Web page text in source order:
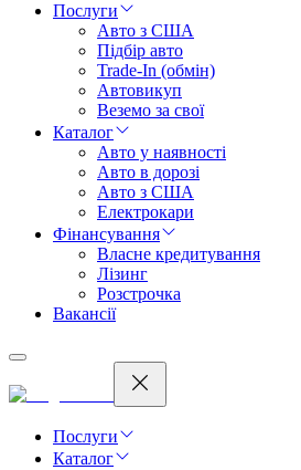
Послуги
Авто з США
Підбір авто
Trade-In (обмін)
Автовикуп
Веземо за свої
Каталог
Авто у наявності
Авто в дорозі
Авто з США
Електрокари
Фінансування
Власне кредитування
Лізинг
Розстрочка
Вакансії
Послуги
Каталог